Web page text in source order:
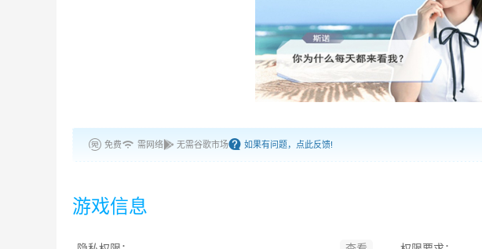
免费 需网络 无需谷歌市场 如果有问题，点此反馈!
游戏信息